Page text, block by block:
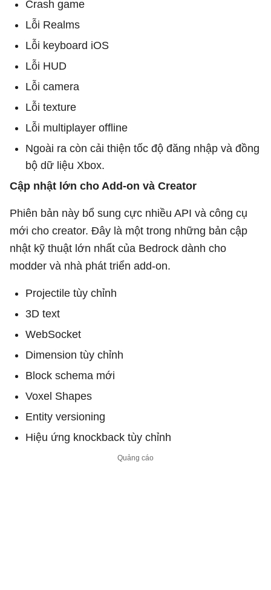
Crash game
Lỗi Realms
Lỗi keyboard iOS
Lỗi HUD
Lỗi camera
Lỗi texture
Lỗi multiplayer offline
Ngoài ra còn cải thiện tốc độ đăng nhập và đồng
bộ dữ liệu Xbox.
Cập nhật lớn cho Add-on và Creator
Phiên bản này bổ sung cực nhiều API và công cụ
mới cho creator. Đây là một trong những bản cập
nhật kỹ thuật lớn nhất của Bedrock dành cho
modder và nhà phát triển add-on.
Projectile tùy chỉnh
3D text
WebSocket
Dimension tùy chỉnh
Block schema mới
Voxel Shapes
Entity versioning
Hiệu ứng knockback tùy chỉnh